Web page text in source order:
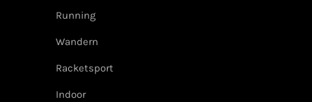
Running
Wandern
Racketsport
Indoor